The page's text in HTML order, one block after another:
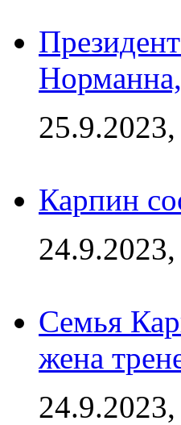
Карпин
Семья
жена